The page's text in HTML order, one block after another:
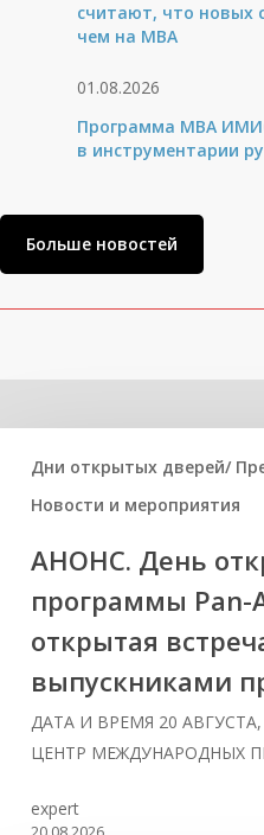
считают, что новых
чем на МВА
01.08.2026
Программа MBA
в инструментарии
Больше новостей
Дни открытых дверей/
Новости и мероприятия
АНОНС. День
программы Pan-
открытая
выпускниками
ДАТА И ВРЕМЯ 20
ЦЕНТР МЕЖДУНАРОДНЫХ
expert